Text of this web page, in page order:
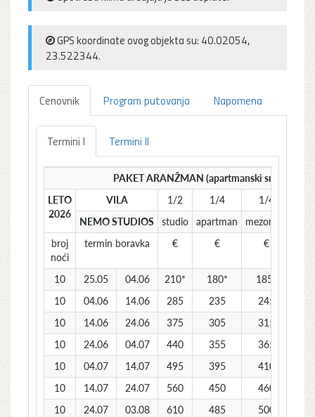
GPS koordinate ovog objekta su: 40.02054,
23.522344.
Cenovnik Program putovanja Napomena
Termini I Termini II
PAKET ARANŽMAN (apartmanski smeštaj i
LETO
2026
VILA 1/2 1/4 1/4
NEMO STUDIOS
studio apartman mezoneta
broj
noći
termin boravka € € €
10 25.05 04.06 210* 180* 185*
10
04.06 14.06 285 235 245
10
14.06 24.06 375 305 315
10
24.06 04.07 440 355 365
10
04.07 14.07 495 395 410
10
14.07 24.07 560 450 460
10
24.07 03.08 610 485 500